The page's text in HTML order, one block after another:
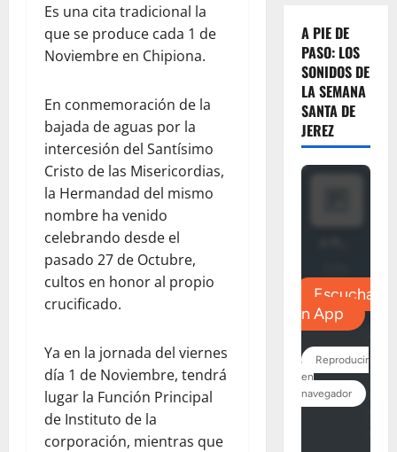
Es una cita tradicional la
que se produce cada 1 de
Noviembre en Chipiona.
En conmemoración de la
bajada de aguas por la
intercesión del Santísimo
Cristo de las Misericordias,
la Hermandad del mismo
nombre ha venido
celebrando desde el
pasado 27 de Octubre,
cultos en honor al propio
crucificado.
Ya en la jornada del viernes
día 1 de Noviembre, tendrá
lugar la Función Principal
de Instituto de la
corporación, mientras que
A PIE DE
PASO: LOS
SONIDOS DE
LA SEMANA
SANTA DE
JEREZ